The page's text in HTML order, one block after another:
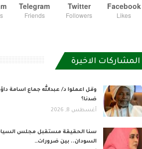
Facebook
Likes
Twitter
Followers
Telegram
Friends
المشاركات الاخيرة
وقل اعملوا د/ عبدالله جماع اسامة
ضدنا؟
أغسطس 8, 2026
سنا الحقيقة مستقبل مجلس
السودان.. بين ضرورات…